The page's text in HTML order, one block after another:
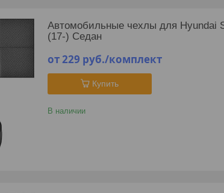
Автомобильные чехлы для Hyundai
(17-) Седан
от 229 руб./комплект
Купить
В наличии